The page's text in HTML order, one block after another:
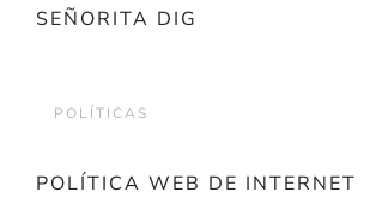
SEÑORITA DIG
POLÍTICAS
POLÍTICA WEB DE INTERNET